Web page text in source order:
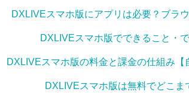
DXLIVEスマホ版にアプリは必要？ブラ
DXLIVEスマホ版でできること・
DXLIVEスマホ版の料金と課金の仕組み【
DXLIVEスマホ版は無料でどこま